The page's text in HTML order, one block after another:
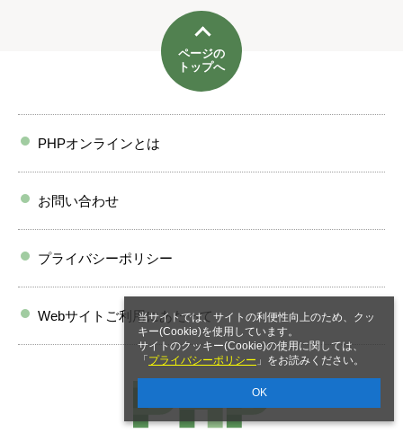
当サイトでは、サイトの利便性向上のため、クッ
キー(Cookie)を使用しています。
サイトのクッキー(Cookie)の使用に関しては、
「 プライバシーポリシー 」をお読みください。
OK
ページの
トップへ
PHPオンラインとは
お問い合わせ
プライバシーポリシー
Webサイトご利用にあたって